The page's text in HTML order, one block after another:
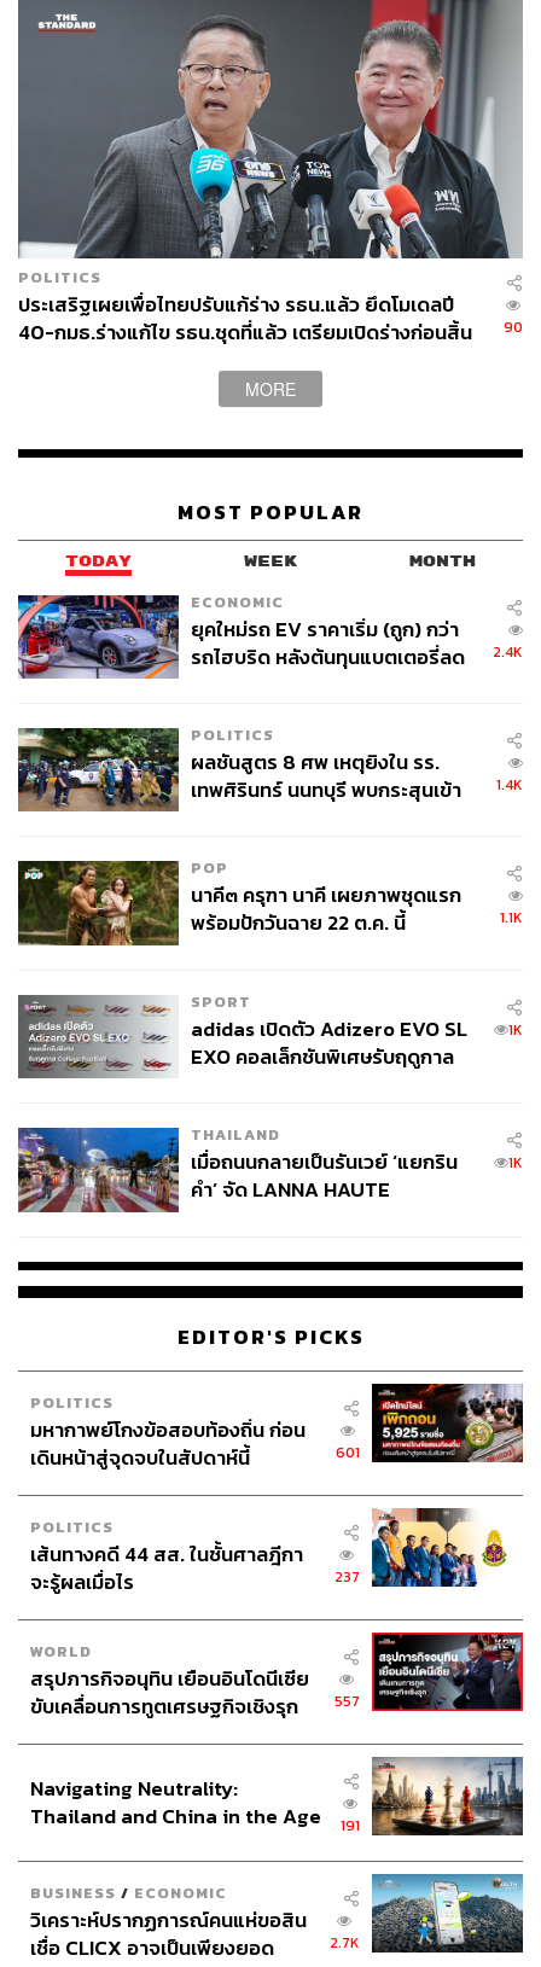
ABOUT THE AUTHOR
THE STANDARD TEAM
กองบรรณาธิการ THE STANDARD
POLITICS
ประเสริฐเผยเพื่อไทยปรับแก้ร่าง รธน.แล้ว ยึดโมเดลปี
40-กมธ.ร่างแก้ไข รธน.ชุดที่แล้ว เตรียมเปิดร่างก่อนสิ้น
90
MORE
MOST POPULAR
TODAY WEEK MONTH
ECONOMIC
ยุคใหม่รถ EV ราคาเริ่ม (ถูก) กว่า
รถไฮบริด หลังต้นทุนแบตเตอรี่ลด
2.4K
POLITICS
ผลชันสูตร 8 ศพ เหตุยิงใน รร.
เทพศิรินทร์ นนทบุรี พบกระสุนเข้า
1.4K
POP
นาคี๓ ครุฑา นาคี เผยภาพชุดแรก
พร้อมปักวันฉาย 22 ต.ค. นี้
1.1K
SPORT
adidas เปิดตัว Adizero EVO SL
EXO คอลเล็กชันพิเศษรับฤดูกาล
1K
THAILAND
เมื่อถนนกลายเป็นรันเวย์ ‘แยกริน
คำ’ จัด LANNA HAUTE
1K
EDITOR'S PICKS
POLITICS
มหากาพย์โกงข้อสอบท้องถิ่น ก่อน
เดินหน้าสู่จุดจบในสัปดาห์นี้
601
POLITICS
เส้นทางคดี 44 สส. ในชั้นศาลฎีกา
จะรู้ผลเมื่อไร
237
WORLD
สรุปภารกิจอนุทิน เยือนอินโดนีเซีย
ขับเคลื่อนการทูตเศรษฐกิจเชิงรุก
557
Navigating Neutrality:
Thailand and China in the Age
191
BUSINESS / ECONOMIC
วิเคราะห์ปรากฏการณ์คนแห่ขอสิน
เชื่อ CLICX อาจเป็นเพียงยอด
2.7K